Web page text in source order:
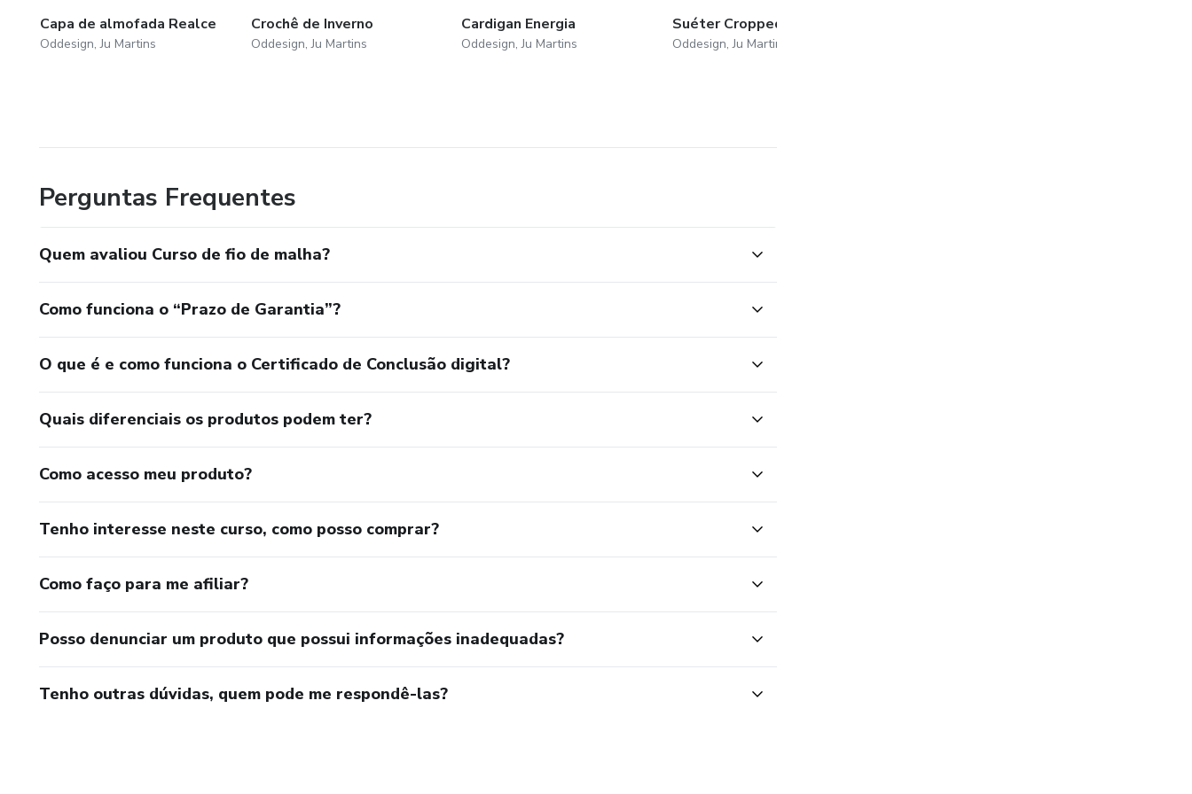
Capa de almofada Realce
Oddesign, Ju Martins
Crochê de Inverno
Oddesign, Ju Martins
Cardigan Energia
Oddesign, Ju Martins
Suéter Cropped
Oddesign, Ju Martins
Perguntas Frequentes
Quem avaliou Curso de fio de malha?
Como funciona o “Prazo de Garantia”?
O que é e como funciona o Certificado de Conclusão digital?
Quais diferenciais os produtos podem ter?
Como acesso meu produto?
Tenho interesse neste curso, como posso comprar?
Como faço para me afiliar?
Posso denunciar um produto que possui informações inadequadas?
Tenho outras dúvidas, quem pode me respondê-las?